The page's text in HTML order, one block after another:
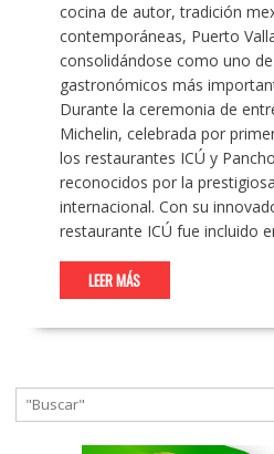
cocina de autor, tradición
contemporáneas, Puerto
consolidándose como uno
gastronómicos más
Durante la ceremonia de
Michelin, celebrada por
los restaurantes ICÚ y
reconocidos por la
internacional. Con su
restaurante ICÚ fue incluido
LEER MÁS